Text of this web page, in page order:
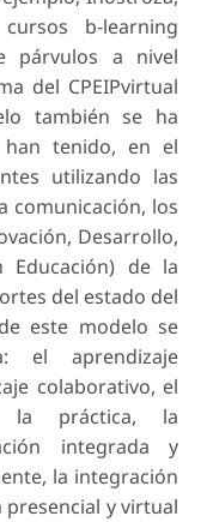
b-learning
párvulos a nivel
del CPEIPvirtual
también se ha
tenido, en el
utilizando las
comunicación, los
Desarrollo,
Educación) de la
del estado del
este modelo se
el aprendizaje
colaborativo, el
la práctica, la
integrada y
la integración
y virtual